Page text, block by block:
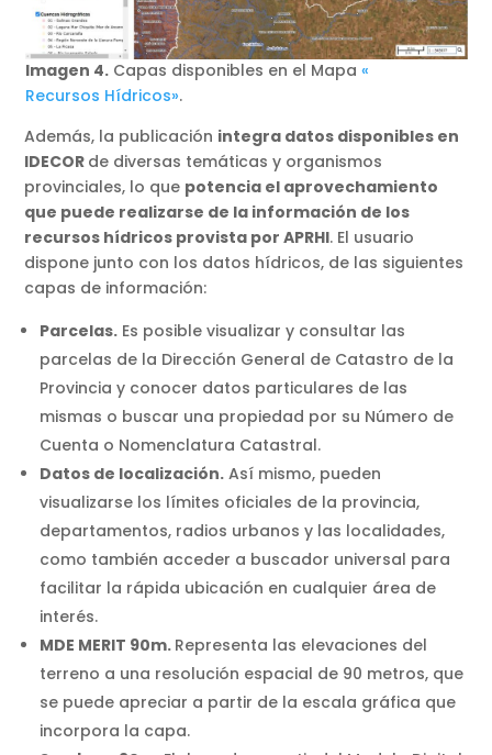
Imagen 4.Capas disponibles en el Mapa «
Recursos Hídricos».
Además, la publicación integra datos disponibles en
IDECOR de diversas temáticas y organismos
provinciales, lo que potencia el aprovechamiento
que puede realizarse de la información de los
recursos hídricos provista por APRHI. El usuario
dispone junto con los datos hídricos, de las siguientes
capas de información:
Parcelas. Es posible visualizar y consultar las
parcelas de la Dirección General de Catastro de la
Provincia y conocer datos particulares de las
mismas o buscar una propiedad por su Número de
Cuenta o Nomenclatura Catastral.
Datos de localización. Así mismo, pueden
visualizarse los límites oficiales de la provincia,
departamentos, radios urbanos y las localidades,
como también acceder a buscador universal para
facilitar la rápida ubicación en cualquier área de
interés.
MDE MERIT 90m. Representa las elevaciones del
terreno a una resolución espacial de 90 metros, que
se puede apreciar a partir de la escala gráfica que
incorpora la capa.